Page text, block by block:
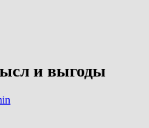
и выгоды